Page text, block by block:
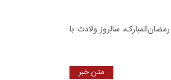
سالروز ولادت با
متن خبر